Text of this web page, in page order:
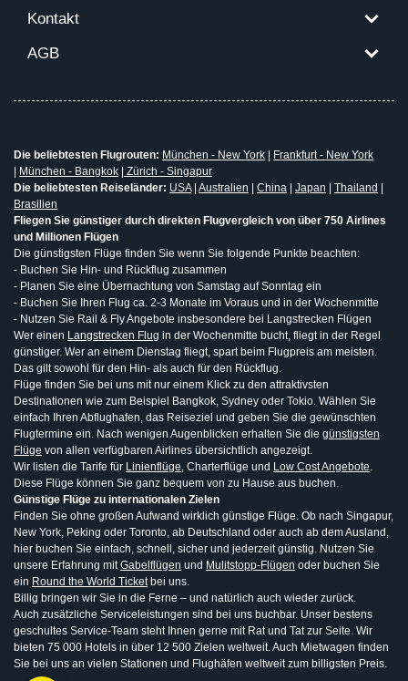
Kontakt
AGB
Die beliebtesten Flugrouten: München - New York
Frankfurt - New York
München - Bangkok
Zürich - Singapur
Die beliebtesten Reiseländer: USA| Australien China Japan Thailand
Brasilien
Fliegen Sie günstiger durch direkten Flugvergleich von über 750 Airlines
und Millionen Flügen
Die günstigsten Flüge finden Sie wenn Sie folgende Punkte beachten:
- Buchen Sie Hin- und Rückflug zusammen
- Planen Sie eine Übernachtung von Samstag auf Sonntag ein
- Buchen Sie Ihren Flug ca. 2-3 Monate im Voraus und in der Wochenmitte
- Nutzen Sie Rail & Fly Angebote insbesondere bei Langstrecken Flügen
Wer einen Langstrecken Flug in der Wochenmitte bucht, fliegt in der Regel
günstiger. Wer an einem Dienstag fliegt, spart beim Flugpreis am meisten.
Das gilt sowohl für den Hin- als auch für den Rückflug.
Flüge finden Sie bei uns mit nur einem Klick zu den attraktivsten
Destinationen wie zum Beispiel Bangkok, Sydney oder Tokio. Wählen Sie
einfach Ihren Abflughafen, das Reiseziel und geben Sie die gewünschten
Flugtermine ein. Nach wenigen Augenblicken erhalten Sie die günstigsten
Flüge von allen verfügbaren Airlines übersichtlich angezeigt.
Wir listen die Tarife für Linienflüge, Charterflüge und Low Cost Angebote.
Diese Flüge können Sie ganz bequem von zu Hause aus buchen.
Günstige Flüge zu internationalen Zielen
Finden Sie ohne großen Aufwand wirklich günstige Flüge. Ob nach Singapur,
New York, Peking oder Toronto, ab Deutschland oder auch ab dem Ausland,
hier buchen Sie einfach, schnell, sicher und jederzeit günstig. Nutzen Sie
unsere Erfahrung mitGabelflügen und Mulitstopp-Flügen oder buchen Sie
ein Round the World Ticketbei uns.
Billig bringen wir Sie in die Ferne – und natürlich auch wieder zurück.
Auch zusätzliche Serviceleistungen sind bei uns buchbar. Unser bestens
geschultes Service-Team steht Ihnen gerne mit Rat und Tat zur Seite. Wir
bieten 75 000 Hotels in über 12 500 Zielen weltweit. Auch Mietwagen finden
Sie bei uns an vielen Stationen und Flughäfen weltweit zum billigsten Preis.